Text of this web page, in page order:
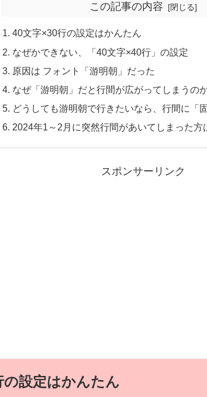
この記事の内容
40文字×30行の設定はかんたん
なぜかできない、「40文字×40行」の設定
原因は フォント「游明朝」だった
なぜ「游明朝」だと行間が広がってしまうの
どうしても游明朝で行きたいなら、行間に「
2024年1～2月に突然行間があいてしまった方
スポンサーリンク
の設定はかんたん